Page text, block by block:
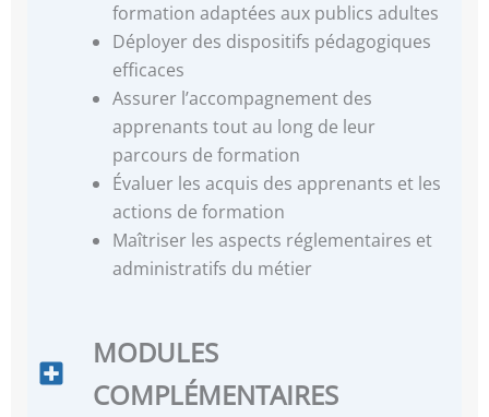
formation adaptées aux publics adultes
Déployer des dispositifs pédagogiques
efficaces
Assurer l’accompagnement des
apprenants tout au long de leur
parcours de formation
Évaluer les acquis des apprenants et les
actions de formation
Maîtriser les aspects réglementaires et
administratifs du métier
MODULES
COMPLÉMENTAIRES